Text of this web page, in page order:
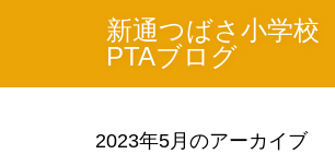
新通つばさ小学校
PTAブログ
2023年5月のアーカイブ